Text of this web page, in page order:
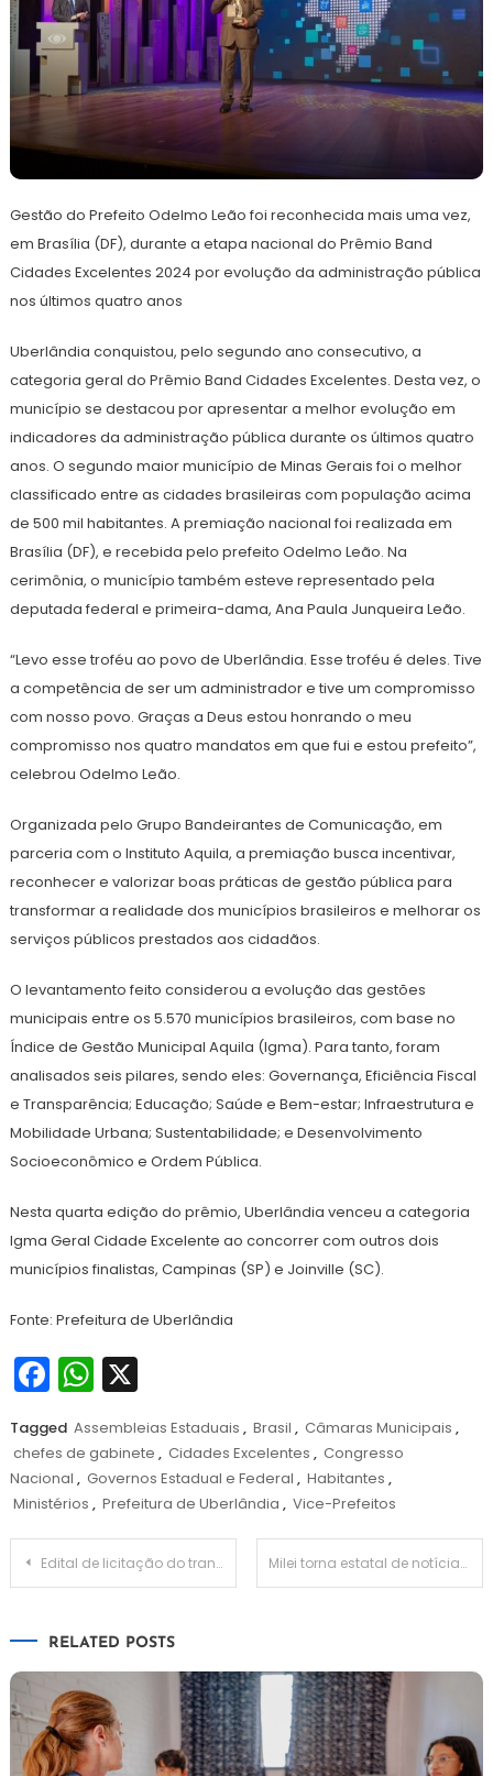
julho
de
Gestão do Prefeito Odelmo Leão foi reconhecida mais uma vez,
em Brasília (DF), durante a etapa nacional do Prêmio Band
Cidades Excelentes 2024 por evolução da administração pública
nos últimos quatro anos
Uberlândia conquistou, pelo segundo ano consecutivo, a
categoria geral do Prêmio Band Cidades Excelentes. Desta vez, o
município se destacou por apresentar a melhor evolução em
indicadores da administração pública durante os últimos quatro
anos. O segundo maior município de Minas Gerais foi o melhor
classificado entre as cidades brasileiras com população acima
de 500 mil habitantes. A premiação nacional foi realizada em
Brasília (DF), e recebida pelo prefeito Odelmo Leão. Na
cerimônia, o município também esteve representado pela
deputada federal e primeira-dama, Ana Paula Junqueira Leão.
“Levo esse troféu ao povo de Uberlândia. Esse troféu é deles. Tive
a competência de ser um administrador e tive um compromisso
com nosso povo. Graças a Deus estou honrando o meu
compromisso nos quatro mandatos em que fui e estou prefeito”,
celebrou Odelmo Leão.
Organizada pelo Grupo Bandeirantes de Comunicação, em
parceria com o Instituto Aquila, a premiação busca incentivar,
reconhecer e valorizar boas práticas de gestão pública para
transformar a realidade dos municípios brasileiros e melhorar os
serviços públicos prestados aos cidadãos.
O levantamento feito considerou a evolução das gestões
municipais entre os 5.570 municípios brasileiros, com base no
Índice de Gestão Municipal Aquila (Igma). Para tanto, foram
analisados seis pilares, sendo eles: Governança, Eficiência Fiscal
e Transparência; Educação; Saúde e Bem-estar; Infraestrutura e
Mobilidade Urbana; Sustentabilidade; e Desenvolvimento
Socioeconômico e Ordem Pública.
Nesta quarta edição do prêmio, Uberlândia venceu a categoria
Igma Geral Cidade Excelente ao concorrer com outros dois
municípios finalistas, Campinas (SP) e Joinville (SC).
Fonte: Prefeitura de Uberlândia
Facebook
WhatsApp
X
Tagged Assembleias Estaduais , Brasil , Câmaras Municipais ,
chefes de gabinete , Cidades Excelentes , Congresso
Nacional , Governos Estadual e Federal , Habitantes ,
Ministérios , Prefeitura de Uberlândia , Vice-Prefeitos
Navegação
Edital de licitação do transporte público é disponibilizado por Prefeito Álvaro Dias na TCE Milei torna estatal de notícias Télam em agência de publicidade
RELATED POSTS